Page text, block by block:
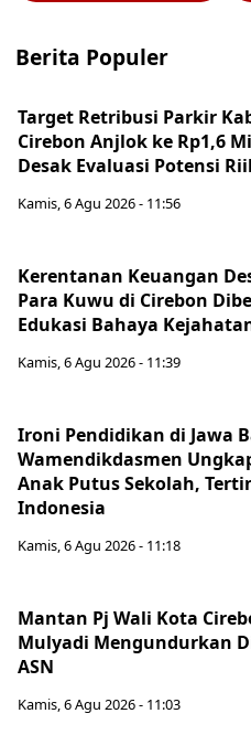
Berita Populer
Target Retribusi Parkir
Cirebon Anjlok ke Rp1,6
Desak Evaluasi Potensi Riil
Kamis, 6 Agu 2026 - 11:56
Kerentanan Keuangan
Para Kuwu di Cirebon
Edukasi Bahaya
Kamis, 6 Agu 2026 - 11:39
Ironi Pendidikan di Jawa
Wamendikdasmen
Anak Putus Sekolah,
Indonesia
Kamis, 6 Agu 2026 - 11:18
Mantan Pj Wali Kota
Mulyadi Mengundurkan
ASN
Kamis, 6 Agu 2026 - 11:03